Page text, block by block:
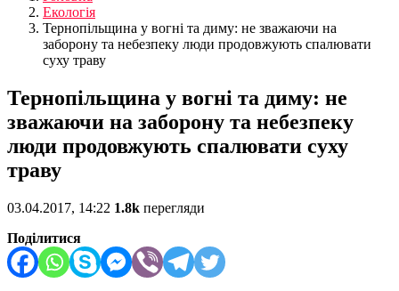
Екологія
Тернопільщина у вогні та диму: не зважаючи на
заборону та небезпеку люди продовжують спалювати
суху траву
Тернопільщина у вогні та диму: не
зважаючи на заборону та небезпеку
люди продовжують спалювати суху
траву
03.04.2017, 14:22 1.8k перегляди
Поділитися